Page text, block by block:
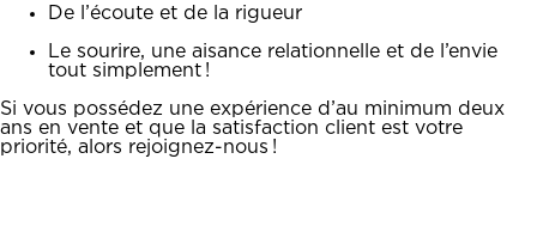
De l’écoute et de la rigueur
Le sourire, une aisance relationnelle et de l’envie
tout simplement !
Si vous possédez une expérience d’au minimum deux
ans en vente et que la satisfaction client est votre
priorité, alors rejoignez-nous !